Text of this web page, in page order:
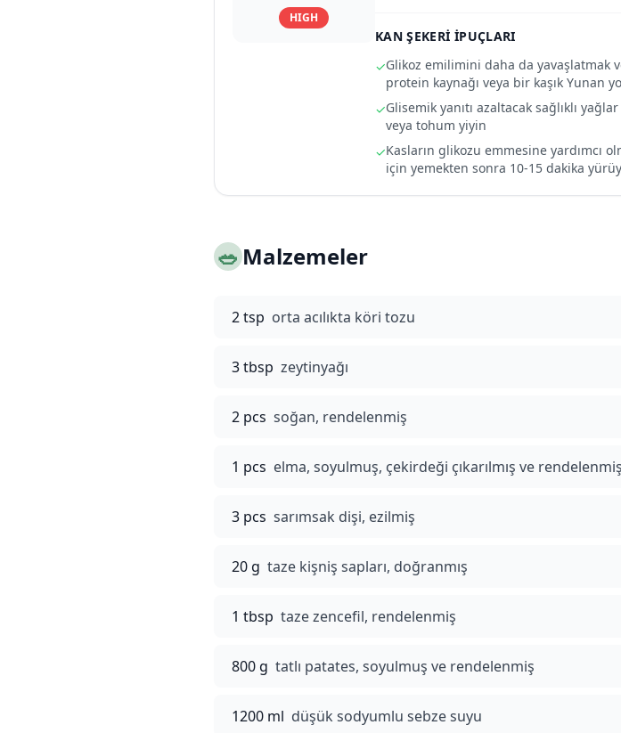
HIGH
KAN ŞEKERI IPUÇLARI
✓Glikoz emilimini daha da yavaşlatmak
protein kaynağı veya bir kaşık Yunan
✓Glisemik yanıtı azaltacak sağlıklı
veya tohum yiyin
✓Kasların glikozu emmesine yardımcı
için yemekten sonra 10-15 dakika
🥗Malzemeler
2 tsp orta acılıkta köri tozu
3 tbsp zeytinyağı
2 pcs soğan, rendelenmiş
1 pcs elma, soyulmuş, çekirdeği çıkarılmış ve rendelenmiş
3 pcs sarımsak dişi, ezilmiş
20 g taze kişniş sapları, doğranmış
1 tbsp taze zencefil, rendelenmiş
800 g tatlı patates, soyulmuş ve rendelenmiş
1200 ml düşük sodyumlu sebze suyu